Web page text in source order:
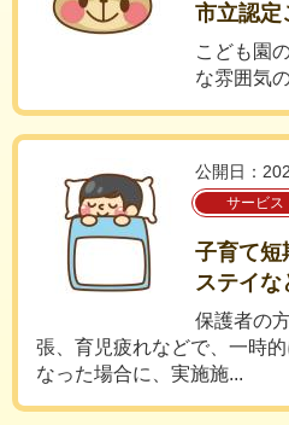
市立認定
こども園
な雰囲気
公開日：
サービス
子育て短
ステイな
保護者の
張、育児疲れなどで、一時
なった場合に、実施施...